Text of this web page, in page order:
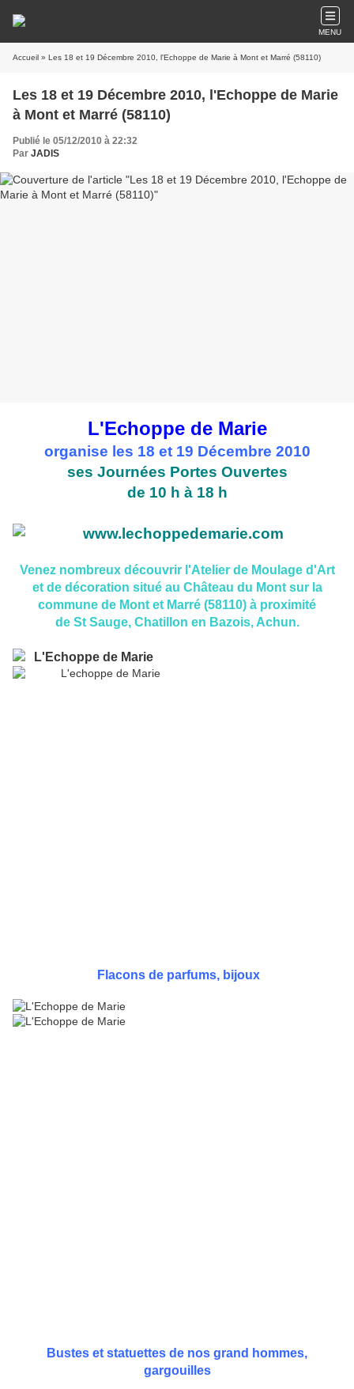
MENU
Accueil » Les 18 et 19 Décembre 2010, l'Echoppe de Marie à Mont et Marré (58110)
Les 18 et 19 Décembre 2010, l'Echoppe de Marie
à Mont et Marré (58110)
Publié le 05/12/2010 à 22:32
Par JADIS
L'Echoppe de Marie
organise les 18 et 19 Décembre 2010
ses Journées Portes Ouvertes
de 10 h à 18 h
Venez nombreux découvrir l'Atelier de Moulage d'Art
et de décoration situé au Château du Mont sur la
commune de Mont et Marré (58110) à proximité
de St Sauge, Chatillon en Bazois, Achun.
Flacons de parfums, bijoux
Bustes et statuettes de nos grand hommes,
gargouilles